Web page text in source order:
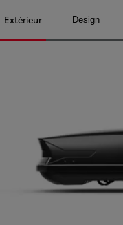
Extérieur Design